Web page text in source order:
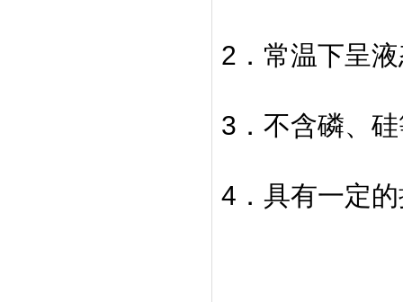
2．常温下呈
3．不含磷、
4．具有一定